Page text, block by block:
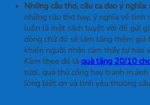
Những câu thơ, câu ca dao ý nghĩa:
những câu thơ hay, ý nghĩa về tình
luôn là một cách tuyệt vời để gửi
dòng chữ đó sẽ làm tăng thêm
khiến người nhận cảm thấy tự hào
Kèm theo đó làquà tặng 20/10
tươi, quà thủ công hay tranh in
lòng biết ơn và tình yêu thương